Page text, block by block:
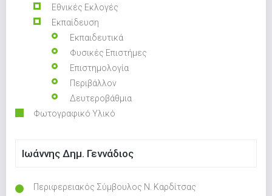
Εθνικές Εκλογές
Εκπαίδευση
Εκπαιδευτικά
Φυσικές Επιστήμες
Επιστημολογία
Περιβάλλον
Δευτεροβάθμια
Φωτογραφικό Υλικό
Ιωάννης Δημ. Γεννάδιος
Περιφερειακός Σύμβουλος Ν. Καρδίτσας